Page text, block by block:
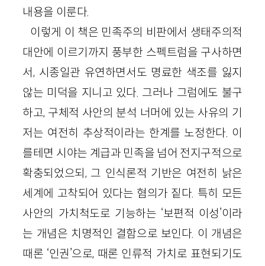
내용을 이룬다.
이렇게 이 책은 민족주의 비판에서 생태주의적
대안에 이르기까지 풍부한 스펙트럼을 구사하면
서, 시종일관 유연하면서도 명료한 색조를 잃지
않는 미덕을 지니고 있다. 그러나 그럼에도 불구
하고, 구체적 사안의 분석 너머에 있는 사유의 기
저는 여전히 추상적이라는 한계를 노정한다. 이
를테면 시야는 계급과 민족을 넘어 전지구적으로
확충되었으되, 그 인식론적 기반은 여전히 낡은
세계에 고착되어 있다는 혐의가 짙다. 특히 모든
사안의 가치척도로 기능하는 ‘보편적 이성’이라
는 개념은 치명적인 결함으로 보인다. 이 개념은
때론 ‘인권’으로, 때론 인류적 가치로 표현되기도